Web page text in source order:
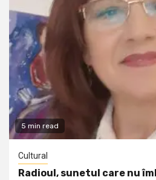
5 min read
Cultural
Radioul, sunetul care nu